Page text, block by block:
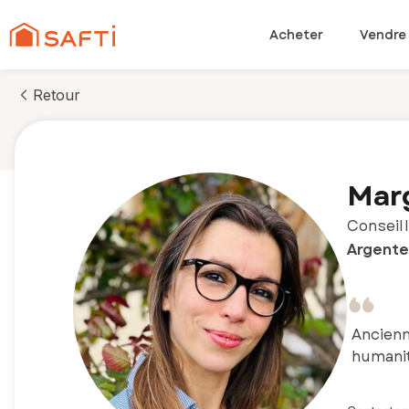
Acheter Vendre
Retour